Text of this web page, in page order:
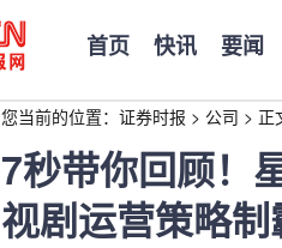
首页 快讯 要闻
您当前的位置： 证券时报 > 公司 > 正
7秒带你回顾！
视剧运营策略制